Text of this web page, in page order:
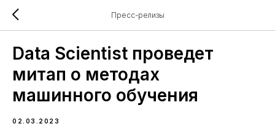
Пресс-релизы
Data Scientist проведет
митап о методах
машинного обучения
02.03.2023